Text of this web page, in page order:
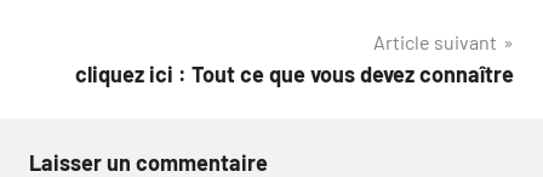
Article suivant
cliquez ici : Tout ce que vous devez connaître
Laisser un commentaire